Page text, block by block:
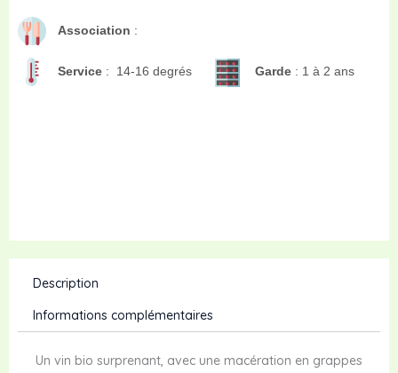
Association :
Service : 14-16 degrés Garde : 1 à 2 ans
Description
Informations complémentaires
Un vin bio surprenant, avec une macération en grappes